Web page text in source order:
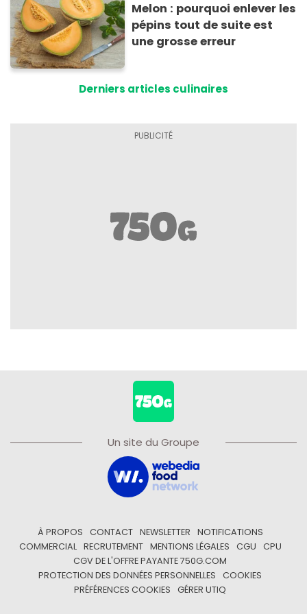
Melon : pourquoi enlever les
pépins tout de suite est
une grosse erreur
Derniers articles culinaires
Un site du Groupe
À PROPOS CONTACT NEWSLETTER
NOTIFICATIONS
COMMERCIAL
RECRUTEMENT MENTIONS LÉGALES CGU
CPU
CGV DE L'OFFRE PAYANTE 750G.COM
PROTECTION DES DONNÉES PERSONNELLES
COOKIES
PRÉFÉRENCES COOKIES
GÉRER UTIQ